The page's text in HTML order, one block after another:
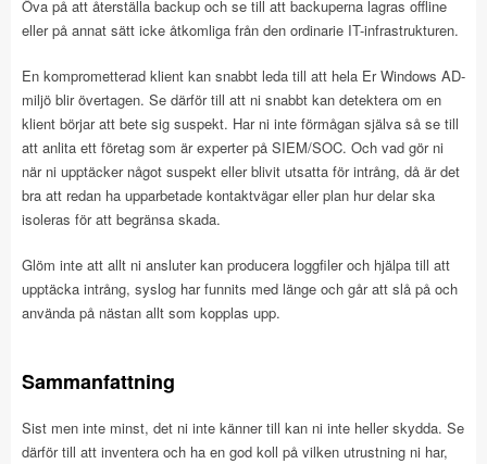
Öva på att återställa backup och se till att backuperna lagras offline
eller på annat sätt icke åtkomliga från den ordinarie IT-infrastrukturen.
En komprometterad klient kan snabbt leda till att hela Er Windows AD-
miljö blir övertagen. Se därför till att ni snabbt kan detektera om en
klient börjar att bete sig suspekt. Har ni inte förmågan själva så se till
att anlita ett företag som är experter på SIEM/SOC. Och vad gör ni
när ni upptäcker något suspekt eller blivit utsatta för intrång, då är det
bra att redan ha upparbetade kontaktvägar eller plan hur delar ska
isoleras för att begränsa skada.
Glöm inte att allt ni ansluter kan producera loggfiler och hjälpa till att
upptäcka intrång, syslog har funnits med länge och går att slå på och
använda på nästan allt som kopplas upp.
Sammanfattning
Sist men inte minst, det ni inte känner till kan ni inte heller skydda. Se
därför till att inventera och ha en god koll på vilken utrustning ni har,